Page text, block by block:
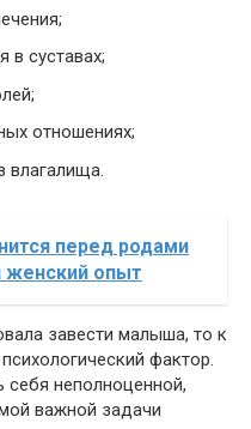
суставах;
отношениях;
влагалища.
перед родами
женский опыт
завести малыша, то к
фактор.
неполноценной,
важной задачи